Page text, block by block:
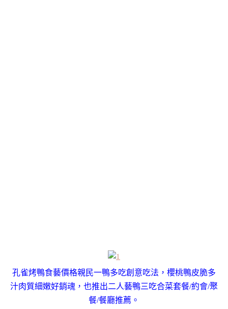
孔雀烤鴨食藝價格親民一鴨多吃創意吃法，櫻桃鴨皮脆多
汁肉質細嫩好銷魂，也推出二人藝鴨三吃合菜套餐/約會/聚
餐/餐廳推薦。